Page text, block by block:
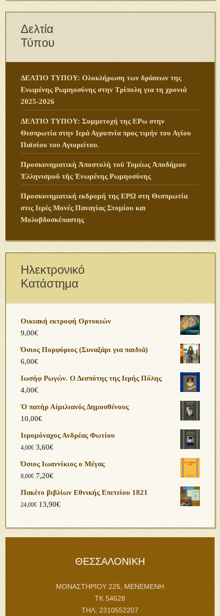
Δελτία
Τύπου
ΔΕΛΤΙΟ ΤΥΠΟΥ: Ολοκλήρωση των δράσεων της
Ενωμένης Ρωμηοσύνης στην Τρίπολη για τη χρονιά
2025-2026
ΔΕΛΤΙΟ ΤΥΠΟΥ: Συμμετοχή της ΕΡω στην
Θεσπρωτία στην Ιερά Αγρυπνία προς τιμήν του Αγίου
Παϊσίου του Αγιορείτου.
Προσκυνηματικὴ Ἀποστολὴ τοῦ Τομέως Ἀποδήμου
Ἑλληνισμοῦ τῆς Ἑνωμένης Ρωμηοσύνης
Προσκυνηματική εκδρομή της ΕΡΩ στη Θεσπρωτία
στις Ιερές Μονές Παναγίας Στομίου και
Μολυβδοσκέπαστης
Ηλεκτρονικό
Κατάστημα
Οικιακή εκτροφή Ορτυκιών
9,00€
Όσιος Πορφύριος (Συναξάρι για παιδιά)
6,00€
Ιωσήφ Ρωγών. Ο Δεσπότης της Ιερής Πόλης
4,00€
Ὁ πατὴρ Αἰμιλιανός Δημοσθένους
10,00€
Ιερομόναχος Ανδρέας Φωτίου
4,00€ 3,60€
Όσιος Ιωαννίκιος ο Μέγας
8,00€ 7,20€
Πακέτο βιβλίων Εθνικής Επετείου 1821
24,00€ 13,90€
ΘΕΣΣΑΛΟΝΙΚΗ
ΜΟΝΑΣΤΗΡΙΟΥ 225, ΜΕΝΕΜΕΝΗ
ΤΚ 54628
ΤΗΛ: 2310552207